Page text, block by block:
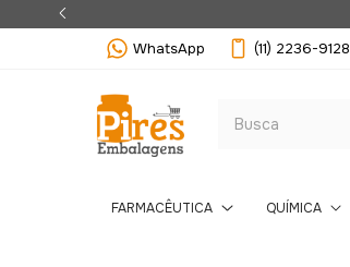
WhatsApp (11) 2236-9128
FARMACÊUTICA QUÍMICA